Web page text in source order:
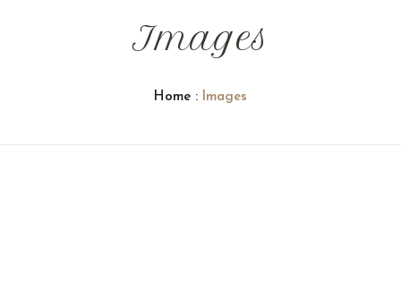
Images
Home : Images